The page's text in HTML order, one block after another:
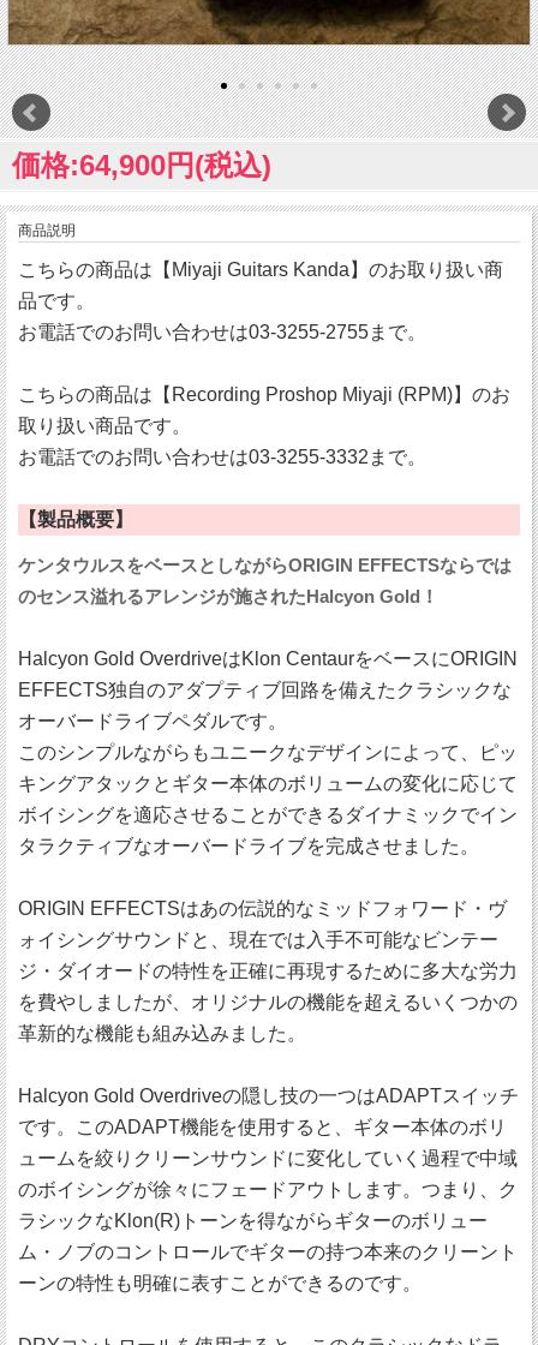
価格:64,900円(税込)
商品説明
こちらの商品は【Miyaji Guitars Kanda】のお取り扱い商
品です。
お電話でのお問い合わせは03-3255-2755まで。
こちらの商品は【Recording Proshop Miyaji (RPM)】のお
取り扱い商品です。
お電話でのお問い合わせは03-3255-3332まで。
【製品概要】
ケンタウルスをベースとしながらORIGIN EFFECTSならでは
のセンス溢れるアレンジが施されたHalcyon Gold！
Halcyon Gold OverdriveはKlon CentaurをベースにORIGIN
EFFECTS独自のアダプティブ回路を備えたクラシックな
オーバードライブペダルです。
このシンプルながらもユニークなデザインによって、ピッ
キングアタックとギター本体のボリュームの変化に応じて
ボイシングを適応させることができるダイナミックでイン
タラクティブなオーバードライブを完成させました。
ORIGIN EFFECTSはあの伝説的なミッドフォワード・ヴ
ォイシングサウンドと、現在では入手不可能なビンテー
ジ・ダイオードの特性を正確に再現するために多大な労力
を費やしましたが、オリジナルの機能を超えるいくつかの
革新的な機能も組み込みました。
Halcyon Gold Overdriveの隠し技の一つはADAPTスイッチ
です。このADAPT機能を使用すると、ギター本体のボリ
ュームを絞りクリーンサウンドに変化していく過程で中域
のボイシングが徐々にフェードアウトします。つまり、ク
ラシックなKlon(R)トーンを得ながらギターのボリュー
ム・ノブのコントロールでギターの持つ本来のクリーント
ーンの特性も明確に表すことができるのです。